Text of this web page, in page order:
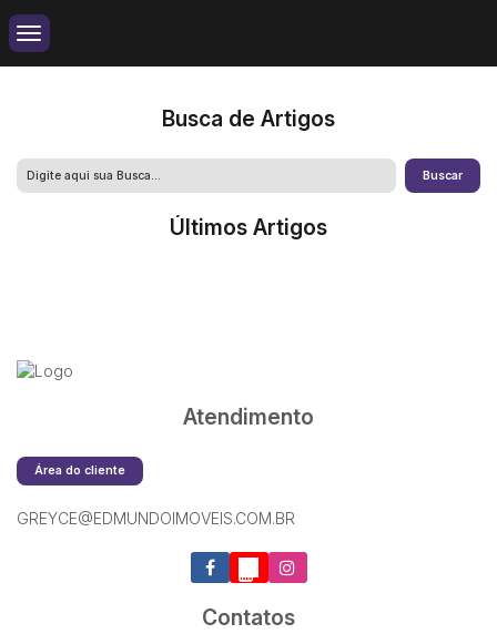
Busca de Artigos
Últimos Artigos
Atendimento
Área do cliente
GREYCE@EDMUNDOIMOVEIS.COM.BR
Contatos